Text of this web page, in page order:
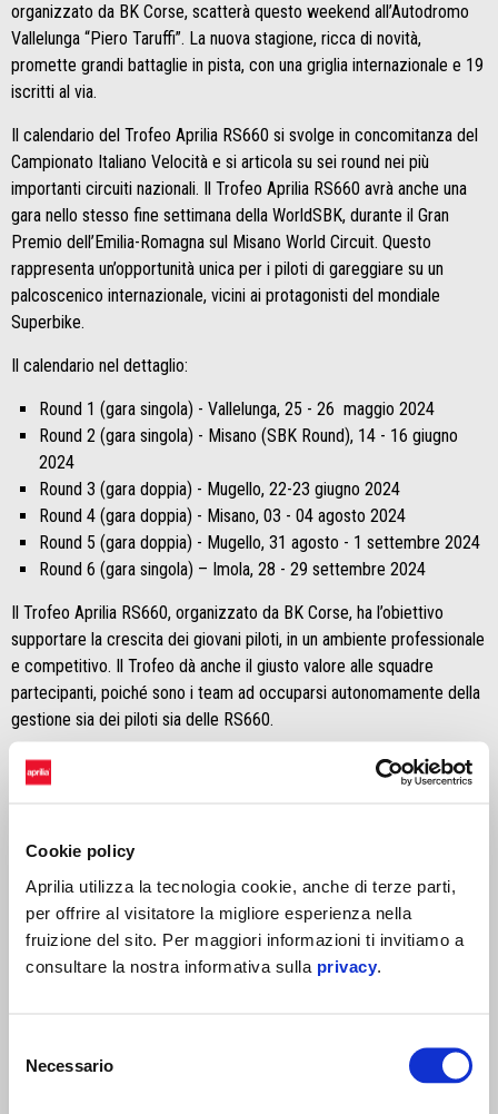
Cookie policy
Aprilia utilizza la tecnologia cookie, anche di terze parti,
per offrire al visitatore la migliore esperienza nella
fruizione del sito. Per maggiori informazioni ti invitiamo a
consultare la nostra informativa sulla privacy
delNecessario
organizzato da BK Corse, scatterà questo weekend all’Autodromo
Vallelunga “Piero Taruffi”. La nuova stagione, ricca di novità,
promette grandi battaglie in pista, con una griglia internazionale e 19
iscritti al via.
Il calendario del Trofeo Aprilia RS660 si svolge in concomitanza del
Campionato Italiano Velocità e si articola su sei round nei più
importanti circuiti nazionali. Il Trofeo Aprilia RS660 avrà anche una
gara nello stesso fine settimana della WorldSBK, durante il Gran
Premio dell’Emilia-Romagna sul Misano World Circuit. Questo
rappresenta un’opportunità unica per i piloti di gareggiare su un
palcoscenico internazionale, vicini ai protagonisti del mondiale
Superbike.
Il calendario nel dettaglio:
Round 1 (gara singola) - Vallelunga, 25 - 26 maggio 2024
⁠Round 2 (gara singola) - Misano (SBK Round), 14 - 16 giugno
2024
Round 3 (gara doppia) - Mugello, 22-23 giugno 2024
⁠Round 4 (gara doppia) - Misano, 03 - 04 agosto 2024
Round 5 (gara doppia) - Mugello, 31 agosto - 1 settembre 2024
⁠Round 6 (gara singola) – Imola, 28 - 29 settembre 2024
Il Trofeo Aprilia RS660, organizzato da BK Corse, ha l’obiettivo
supportare la crescita dei giovani piloti, in un ambiente professionale
e competitivo. Il Trofeo dà anche il giusto valore alle squadre
partecipanti, poiché sono i team ad occuparsi autonomamente della
gestione sia dei piloti sia delle RS660.
Grande attesa, dunque, per la prima gara del Trofeo a Vallelunga che
si preannuncia ricca di spettacolo. Il programma del weekend
mentre sabato 25 maggio andranno in scena le qualifiche. Domenica
semafori alle 11.05.
MASSIMO RIVOLA
"Riprende il Trofeo 660, una moto che di fatto ha creato una nuova
una categoria destinata ad avere un campionato mondiale e,
sicuramente Aprilia con la sua RS660, sarà protagonista anche nel